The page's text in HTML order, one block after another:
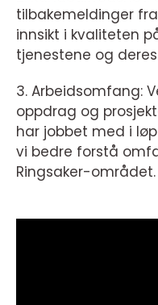
tilbakemeldinger
innsikt i kvaliteten
tjenestene og
3. Arbeidsomfang:
oppdrag og
har jobbet med i
vi bedre forstå
Ringsaker-området.